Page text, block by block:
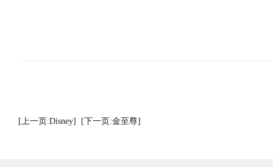
[上一页:Disney] [下一页:金至尊]